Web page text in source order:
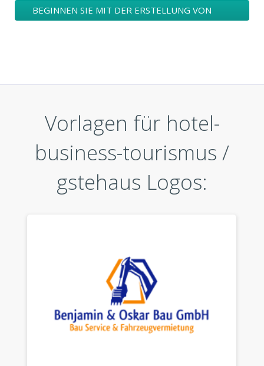
BEGINNEN SIE MIT DER ERSTELLUNG VON
Vorlagen für hotel-
business-tourismus /
gstehaus Logos: